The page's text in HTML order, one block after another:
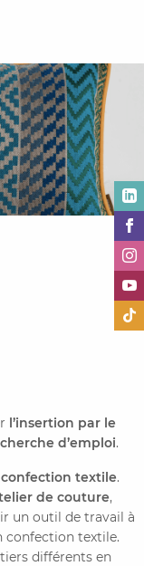
l’insertion par le
d’emploi.
confection textile.
de couture,
un outil de travail à
confection textile.
différents en